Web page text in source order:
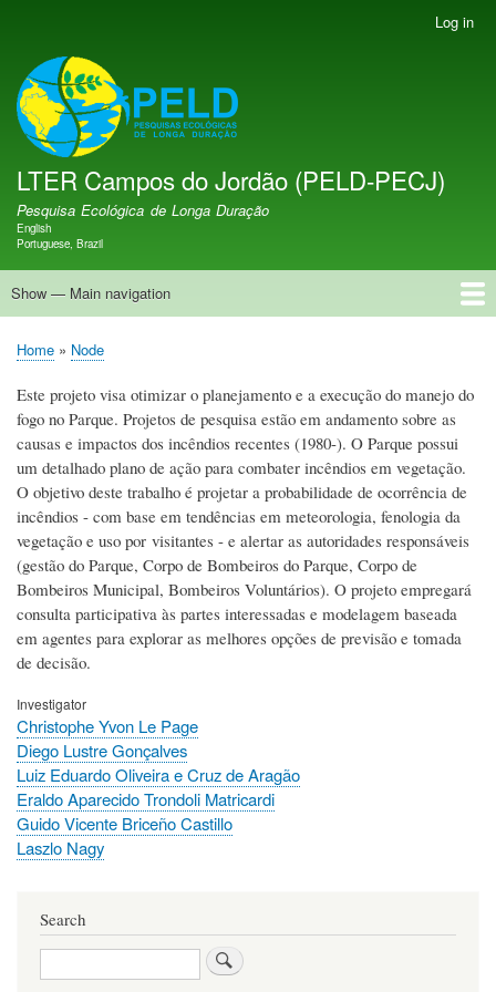
account
menu
Log in
LTER PELD-PECJ
LTER Campos do Jordão (PELD-PECJ)
Pesquisa Ecológica de Longa Duração
Language switcher
English
Portuguese, Brazil
Main
Show — Main navigation
Home
Banco de Dados
Oportunidades
Projetos de Pesquisa
Sítio de Pesquisa
Equipe
Notícias
Publicações
GMBA LAC Hub
Map
Breadcrumb
Home Node
Este projeto visa otimizar o planejamento e a execução do manejo do
fogo no Parque. Projetos de pesquisa estão em andamento sobre as
causas e impactos dos incêndios recentes (1980-). O Parque possui
um detalhado plano de ação para combater incêndios em vegetação.
O objetivo deste trabalho é projetar a probabilidade de ocorrência de
incêndios - com base em tendências em meteorologia, fenologia da
vegetação e uso por visitantes - e alertar as autoridades responsáveis
(gestão do Parque, Corpo de Bombeiros do Parque, Corpo de
Bombeiros Municipal, Bombeiros Voluntários). O projeto empregará
consulta participativa às partes interessadas e modelagem baseada
em agentes para explorar as melhores opções de previsão e tomada
de decisão.
Investigator
Christophe Yvon Le Page
Diego Lustre Gonçalves
Luiz Eduardo Oliveira e Cruz de Aragão
Eraldo Aparecido Trondoli Matricardi
Guido Vicente Briceño Castillo
Laszlo Nagy
Search
Search